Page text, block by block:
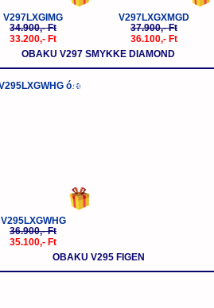
V297LXGIMG
34.900,- Ft
33.200,- Ft
V297LXGXMGD
37.900,- Ft
36.100,- Ft
OBAKU V297 SMYKKE DIAMOND
-5%
V295LXGWHG
36.900,- Ft
35.100,- Ft
OBAKU V295 FIGEN